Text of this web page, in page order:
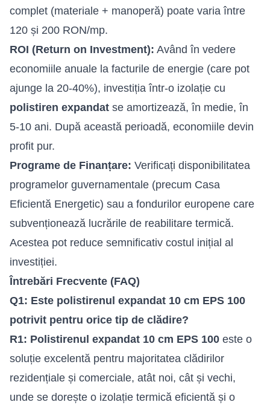
complet (materiale + manoperă) poate varia între
120 și 200 RON/mp.
ROI (Return on Investment): Având în vedere
economiile anuale la facturile de energie (care pot
ajunge la 20-40%), investiția într-o izolație cu
polistiren expandat se amortizează, în medie, în
5-10 ani. După această perioadă, economiile devin
profit pur.
Programe de Finanțare: Verificați disponibilitatea
programelor guvernamentale (precum Casa
Eficientă Energetic) sau a fondurilor europene care
subvenționează lucrările de reabilitare termică.
Acestea pot reduce semnificativ costul inițial al
investiției.
Întrebări Frecvente (FAQ)
Q1: Este polistirenul expandat 10 cm EPS 100
potrivit pentru orice tip de clădire?
R1: Polistirenul expandat 10 cm EPS 100 este o
soluție excelentă pentru majoritatea clădirilor
rezidențiale și comerciale, atât noi, cât și vechi,
unde se dorește o izolație termică eficientă și o